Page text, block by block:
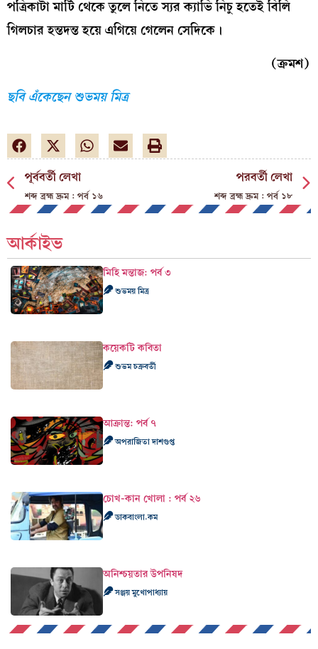
পত্রিকাটা মাটি থেকে তুলে নিতে স্যর ক্যাভি নিচু হতেই বিলি
গিলচার হন্তদন্ত হয়ে এগিয়ে গেলেন সেদিকে।
(ক্রমশ)
ছবি এঁকেছেন শুভময় মিত্র
পূর্ববর্তী লেখা
শব্দ ব্রহ্ম দ্রুম : পর্ব ১৬
পরবর্তী লেখা
শব্দ ব্রহ্ম দ্রুম : পর্ব ১৮
আর্কাইভ
মিহি মন্তাজ: পর্ব ৩
শুভময় মিত্র
কয়েকটি কবিতা
শুভম চক্রবর্তী
আক্রান্ত: পর্ব ৭
অপরাজিতা দাশগুপ্ত
চোখ-কান খোলা : পর্ব ২৬
ডাকবাংলা.কম
অনিশ্চয়তার উপনিষদ
সঞ্জয় মুখোপাধ্যায়